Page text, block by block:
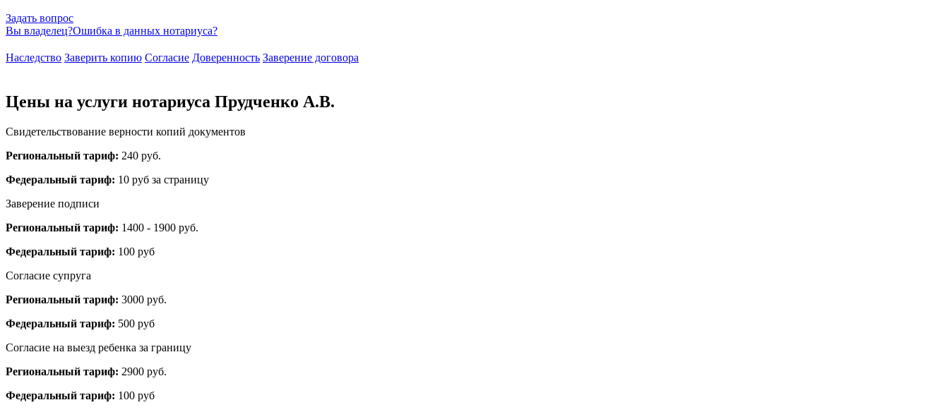
Задать вопрос
Вы владелец?Ошибка в данных нотариуса?
Наследство Заверить копию Согласие Доверенность Заверение договора
Цены на услуги нотариуса Прудченко А.В.
Свидетельствование верности копий документов
Региональный тариф: 240 руб.
Федеральный тариф: 10 руб за страницу
Заверение подписи
Региональный тариф: 1400 - 1900 руб.
Федеральный тариф: 100 руб
Согласие супруга
Региональный тариф: 3000 руб.
Федеральный тариф: 500 руб
Согласие на выезд ребенка за границу
Региональный тариф: 2900 руб.
Федеральный тариф: 100 руб